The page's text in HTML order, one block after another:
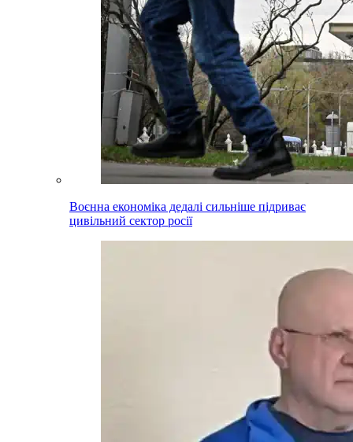
Воєнна економіка дедалі сильніше підриває
цивільний сектор росії